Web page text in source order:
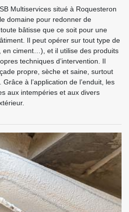
Multiservices situé à Roquesteron
domaine pour redonner de
toute bâtisse que ce soit pour une
Il peut opérer sur tout type de
en ciment…), et il utilise des produits
techniques d’intervention. Il
propre, sèche et saine, surtout
à l’application de l’enduit, les
aux intempéries et aux divers